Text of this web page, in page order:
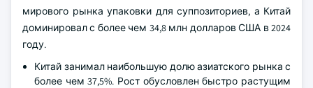
мирового рынка упаковки для суппозиториев, а Китай
доминировал с более чем 34,8 млн долларов США в 2024
году.
Китай занимал наибольшую долю азиатского рынка с
более чем 37,5%. Рост обусловлен быстро растущим